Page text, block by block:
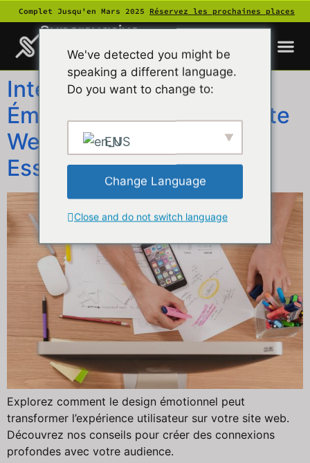
Complet Jusqu'en Mars 2025 Réservez les prochaines places
Supersuasive
Intégrer le Design
Émotionnel dans Votre Site
Web en 2024 : Un Guide
Essentiel
Explorez comment le design émotionnel peut
transformer l’expérience utilisateur sur votre site web.
Découvrez nos conseils pour créer des connexions
profondes avec votre audience.
We've detected you might be
speaking a different language.
Do you want to change to:
EN
Change Language
Close and do not switch language